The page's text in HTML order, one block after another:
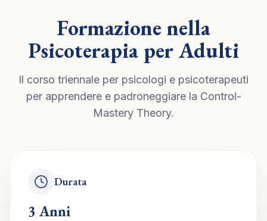
Formazione nella
Psicoterapia per Adulti
Il corso triennale per psicologi e psicoterapeuti
per apprendere e padroneggiare la Control-
Mastery Theory.
Durata
3 Anni